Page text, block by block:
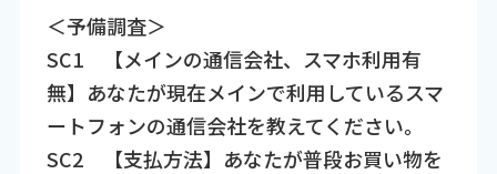
＜予備調査＞
SC1 【メインの通信会社、スマホ利用有
無】あなたが現在メインで利用しているスマ
ートフォンの通信会社を教えてください。
SC2 【支払方法】あなたが普段お買い物を